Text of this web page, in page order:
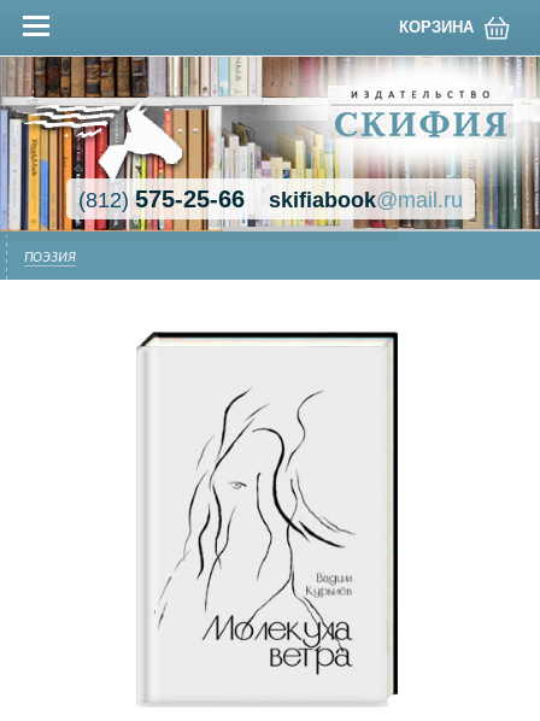
КОРЗИНА
(812)575-25-66 skifiabook@mail.ru
ПОЭЗИЯ